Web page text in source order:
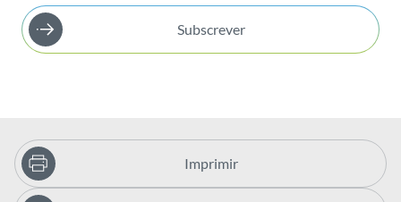
Subscrever
Imprimir